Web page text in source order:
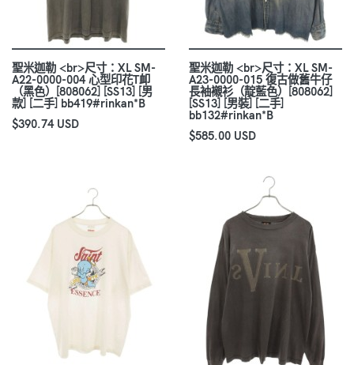
聖米迦勒 <br>尺寸：XL SM-
A22-0000-004 心型印花T卹
（黑色）[808062] [SS13] [男
款] [二手] bb419#rinkan*B
$390.74 USD
聖米迦勒 <br>尺寸：XL SM-
A23-0000-015 復古做舊牛仔
長袖襯衫（靛藍色）[808062]
[SS13] [男裝] [二手]
bb132#rinkan*B
$585.00 USD